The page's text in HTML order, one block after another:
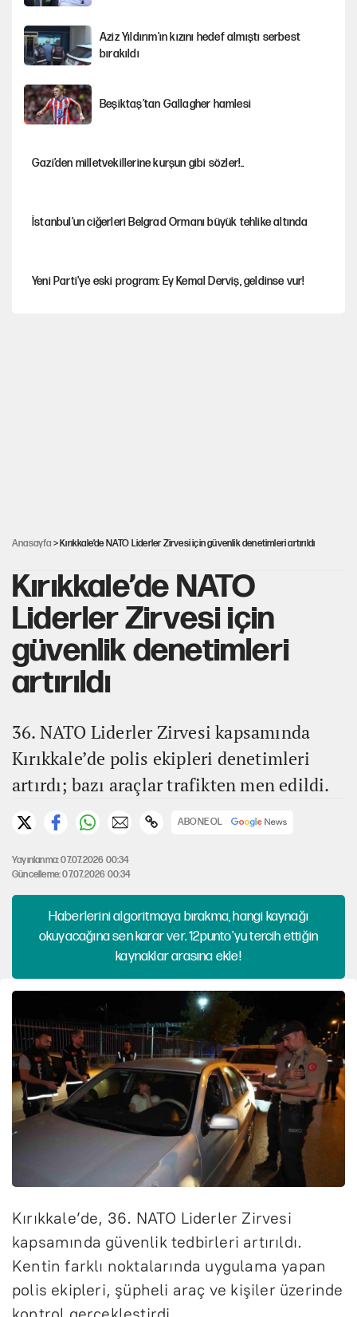
Aziz Yıldırım'ın kızını hedef almıştı serbest
bırakıldı
Beşiktaş’tan Gallagher hamlesi
Gazi’den milletvekillerine kurşun gibi sözler!..
İstanbul’un ciğerleri Belgrad Ormanı büyük tehlike altında
Yeni Parti'ye eski program: Ey Kemal Derviş, geldinse vur!
Anasayfa > Kırıkkale’de NATO Liderler Zirvesi için güvenlik denetimleri artırıldı
Kırıkkale’de NATO
Liderler Zirvesi için
güvenlik denetimleri
artırıldı
36. NATO Liderler Zirvesi kapsamında
Kırıkkale’de polis ekipleri denetimleri
artırdı; bazı araçlar trafikten men edildi.
ABONE OL
Yayınlanma: 07.07.2026 00:34
Güncelleme: 07.07.2026 00:34
Haberlerini algoritmaya bırakma, hangi kaynağı
okuyacağına sen karar ver. 12punto'yu tercih ettiğin
kaynaklar arasına ekle!
Kırıkkale’de, 36. NATO Liderler Zirvesi
kapsamında güvenlik tedbirleri artırıldı.
Kentin farklı noktalarında uygulama yapan
polis ekipleri, şüpheli araç ve kişiler üzerinde